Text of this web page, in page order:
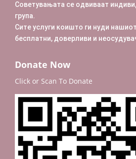
Советувањата се одвиваат
група.
Сите услуги коишто ги нуди
бесплатни, доверливи и
Donate Now
Click or Scan To Donate